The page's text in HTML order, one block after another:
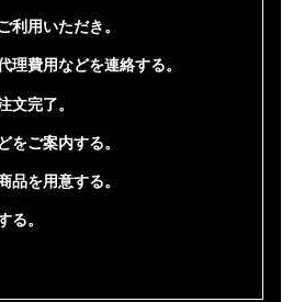
利用いただき。
理費用などを連絡する。
文完了。
をご案内する。
品を用意する。
る。